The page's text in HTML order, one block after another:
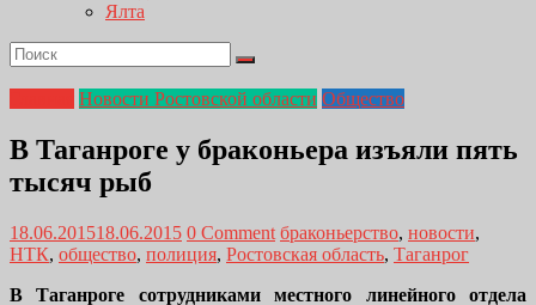
Ялта
Новости Ростовской области Общество
В Таганроге у браконьера изъяли пять
тысяч рыб
18.06.201518.06.2015 0 Comment браконьерство, новости,
НТК, общество, полиция, Ростовская область, Таганрог
В Таганроге сотрудниками местного линейного отдела